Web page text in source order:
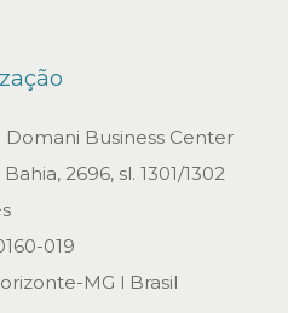
Domani Business Center
2696, sl. 1301/1302
019
MG l Brasil